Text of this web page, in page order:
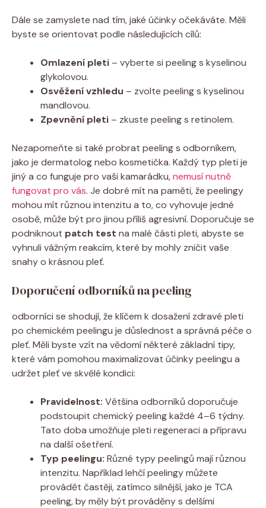
Dále se zamyslete nad tím, jaké účinky očekáváte. Měli
byste se orientovat⁤ podle následujících cílů:
Omlazení pleti – vyberte​ si peeling s kyselinou
glykolovou.
Osvěžení vzhledu – zvolte peeling s​ kyselinou
mandlovou.
Zpevnění pleti – ⁤zkuste peeling s retinolem.
Nezapomeňte si také probrat peeling s odborníkem,
jako je dermatolog nebo kosmetička. Každý typ pleti je
jiný a co funguje pro vaši kamarádku,⁢nemusí nutně
fungovat pro vás. Je dobré mít na paměti,‍ že peelingy
mohou mít různou intenzitu ⁢a to, co vyhovuje ⁤jedné​
osobě, může být‌ pro jinou příliš agresivní. Doporučuje se⁢
podniknout⁢ patch test na malé části pleti, abyste se
vyhnuli vážným reakcím, které by mohly zničit vaše
snahy o⁣ krásnou pleť.
Doporučení odborníků na ‍peeling
odborníci se shodují, že klíčem k⁢ dosažení zdravé pleti
po⁢ chemickém peelingu je ‌důslednost a správná ⁤péče o
pleť.⁣ Měli byste⁤ vzít ⁢na vědomí některé základní tipy,
které​ vám pomohou maximalizovat účinky peelingu ⁢a
udržet pleť ve skvělé kondici:
Pravidelnost: Většina odborníků doporučuje
podstoupit⁤ chemický peeling každé 4–6 týdny.
Tato doba umožňuje pleti regeneraci ⁤a přípravu
na další ošetření.
Typ peelingu: Různé typy peelingů mají různou
intenzitu. Například lehčí peelingy můžete
provádět častěji, zatímco silnější, jako je TCA
peeling, by měly být prováděny⁤ s delšími